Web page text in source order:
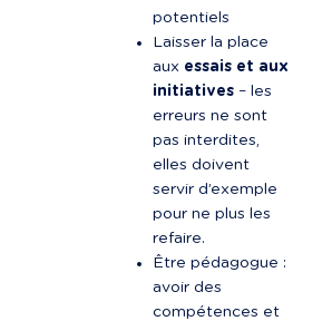
potentiels
Laisser la place
aux essais et aux
initiatives – les
erreurs ne sont
pas interdites,
elles doivent
servir d’exemple
pour ne plus les
refaire.
Être pédagogue :
avoir des
compétences et